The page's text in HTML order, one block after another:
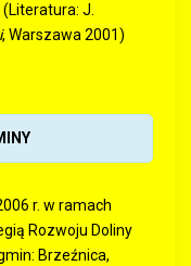
J.
, Warszawa 2001)
r. w ramach
Rozwoju Doliny
Brzeźnica,